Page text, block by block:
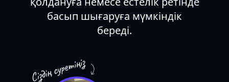
басып шығаруға мүмкіндік
береді.